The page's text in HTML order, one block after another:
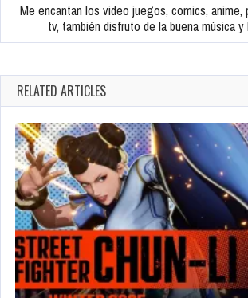
Me encantan los video juegos, comics, anime,
tv, también disfruto de la buena música y
RELATED ARTICLES